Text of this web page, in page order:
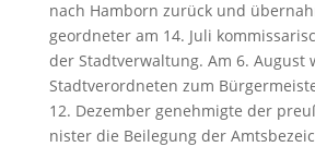
nach Ham­born zu­rück und
ge­ord­ne­ter am 14. Ju­li
der Stadt­ver­wal­tung. Am 6. Au­gust
Stadt­ver­ord­ne­ten zum
12. De­zem­ber ge­neh­mig­te der
nis­ter die Bei­le­gung der